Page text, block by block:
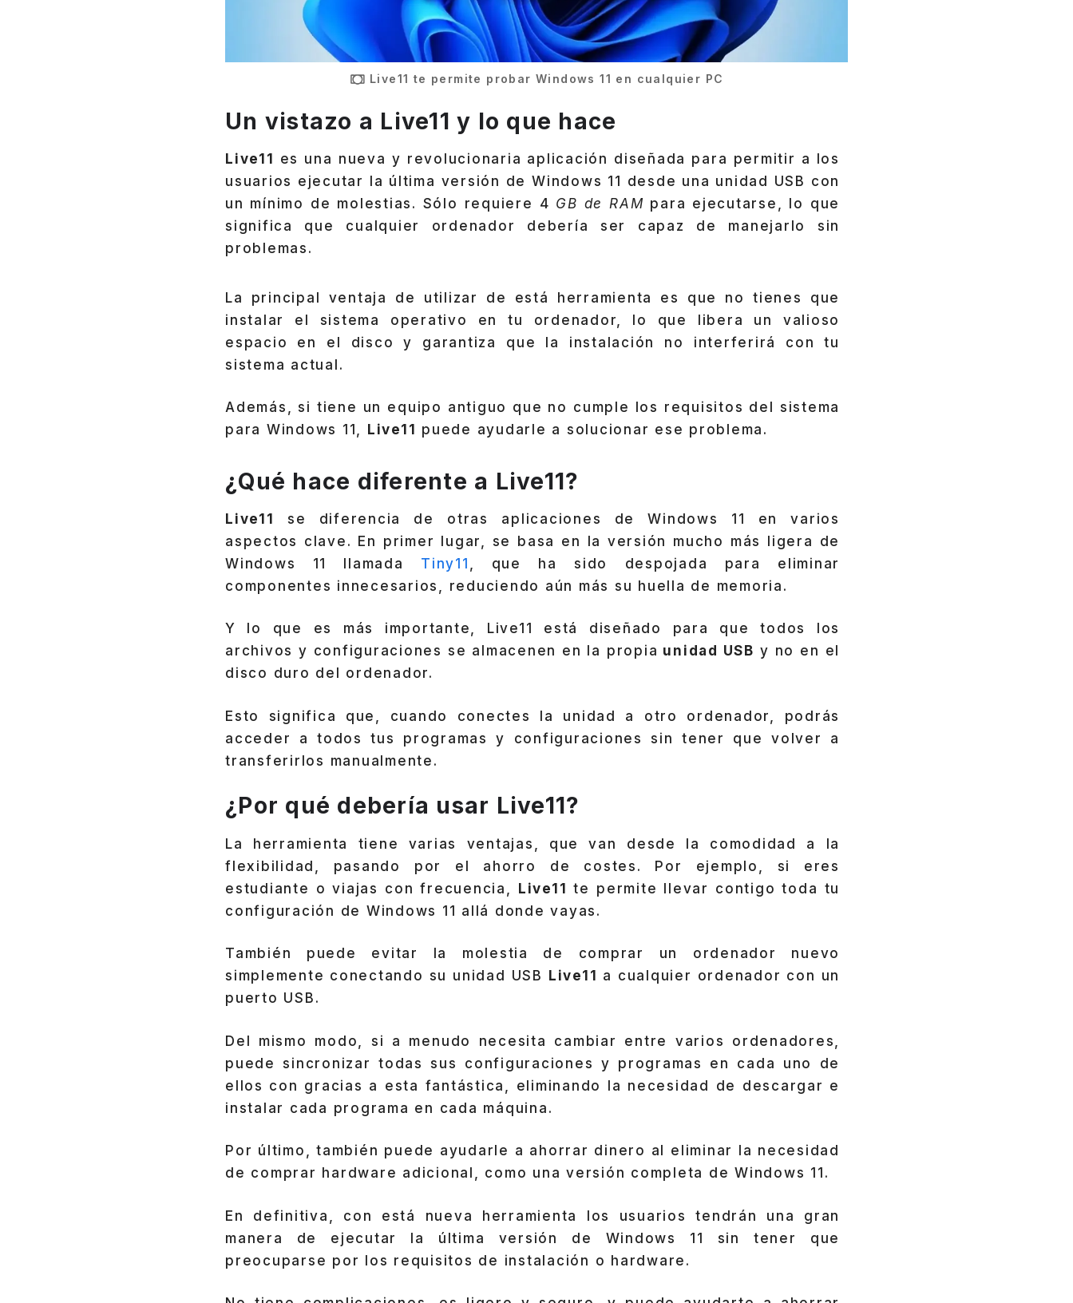
Live11 te permite probar Windows 11 en cualquier PC
Un vistazo a Live11 y lo que hace
Live11
es una nueva y revolucionaria aplicación diseñada para permitir a los
usuarios ejecutar la última versión de Windows 11 desde una unidad USB con
un mínimo de molestias. Sólo requiere 4 GB de RAM para ejecutarse, lo que
significa que cualquier ordenador debería ser capaz de manejarlo sin
problemas.
La principal ventaja de utilizar de está herramienta es que no tienes que
instalar el sistema operativo en tu ordenador, lo que libera un valioso
espacio en el disco y garantiza que la instalación no interferirá con tu
sistema actual.
Además, si tiene un equipo antiguo que no cumple los requisitos del sistema
para Windows 11,
Live11 puede ayudarle a solucionar ese problema.
¿Qué hace diferente a Live11?
Live11
se diferencia de otras aplicaciones de Windows 11 en varios
aspectos clave. En primer lugar, se basa en la versión mucho más ligera de
Windows 11 llamada Tiny11
, que ha sido despojada para eliminar
componentes innecesarios, reduciendo aún más su huella de memoria.
Y lo que es más importante, Live11 está diseñado para que todos los
archivos y configuraciones se almacenen en la propia unidad USB y no en el
disco duro del ordenador.
Esto significa que, cuando conectes la unidad a otro ordenador, podrás
acceder a todos tus programas y configuraciones sin tener que volver a
transferirlos manualmente.
¿Por qué debería usar Live11?
La herramienta tiene varias ventajas, que van desde la comodidad a la
flexibilidad, pasando por el ahorro de costes. Por ejemplo, si eres
estudiante o viajas con frecuencia, Live11 te permite llevar contigo toda tu
configuración de Windows 11 allá donde vayas.
También puede evitar la molestia de comprar un ordenador nuevo
simplemente conectando su unidad USB
Live11
a cualquier ordenador con un
puerto USB.
Del mismo modo, si a menudo necesita cambiar entre varios ordenadores,
puede sincronizar todas sus configuraciones y programas en cada uno de
ellos con gracias a esta fantástica, eliminando la necesidad de descargar e
instalar cada programa en cada máquina.
Por último, también puede ayudarle a ahorrar dinero al eliminar la necesidad
de comprar hardware adicional, como una versión completa de Windows 11.
En definitiva, con está nueva herramienta los usuarios tendrán una gran
manera de ejecutar la última versión de Windows 11 sin tener que
preocuparse por los requisitos de instalación o hardware.